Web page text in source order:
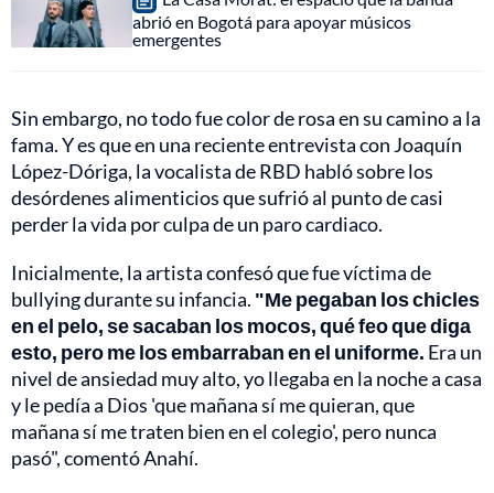
abrió en Bogotá para apoyar músicos
emergentes
Sin embargo, no todo fue color de rosa en su camino a la
fama. Y es que en una reciente entrevista con Joaquín
López-Dóriga, la vocalista de RBD habló sobre los
desórdenes alimenticios que sufrió al punto de casi
perder la vida por culpa de un paro cardiaco.
Inicialmente, la artista confesó que fue víctima de
bullying durante su infancia. "Me pegaban los chicles
en el pelo, se sacaban los mocos, qué feo que diga
esto, pero me los embarraban en el uniforme. Era un
nivel de ansiedad muy alto, yo llegaba en la noche a casa
y le pedía a Dios 'que mañana sí me quieran, que
mañana sí me traten bien en el colegio', pero nunca
pasó", comentó Anahí.